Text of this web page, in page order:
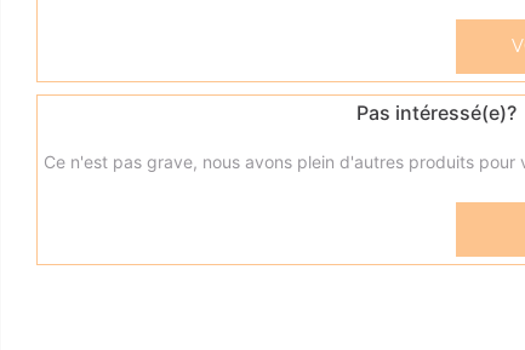
Calzone viande hachée
Base sauce tomate, mozzarella,
boursin méga
cesar méga
Pas intéressé(e)?
Ce n'est pas grave, nous avons plein d'autres produits pour